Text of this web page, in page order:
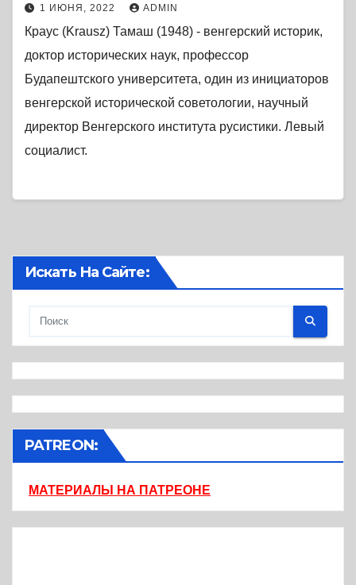
1 ИЮНЯ, 2022 ADMIN
Краус (Krausz) Тамаш (1948) - венгерский историк,
доктор исторических наук, профессор
Будапештского университета, один из инициаторов
венгерской исторической советологии, научный
директор Венгерского института русистики. Левый
социалист.
Искать На Сайте:
PATREON:
МАТЕРИАЛЫ НА ПАТРЕОНЕ